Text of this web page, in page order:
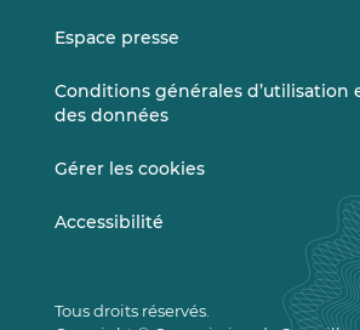
Espace presse
Conditions générales d’utilisation
des données
Gérer les cookies
Accessibilité
Tous droits réservés.